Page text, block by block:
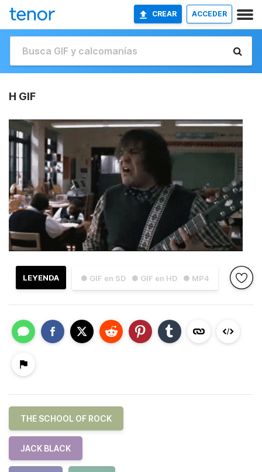
CREAR ACCEDER
H GIF
● GIF en SD ● GIF en HD ● MP4
LEYENDA
THE SCHOOL OF ROCK
JACK BLACK